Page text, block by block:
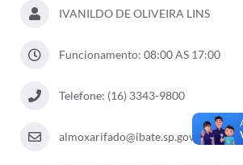
IVANILDO DE OLIVEIRA LINS
Funcionamento: 08:00 AS 17:00
Telefone: (16) 3343-9800
almoxarifado@ibate.sp.gov.br